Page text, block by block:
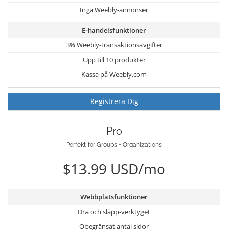
Inga Weebly-annonser
E-handelsfunktioner
3% Weebly-transaktionsavgifter
Upp till 10 produkter
Kassa på Weebly.com
Registrera Dig
Pro
Perfekt för Groups + Organizations
$13.99 USD/mo
Webbplatsfunktioner
Dra och släpp-verktyget
Obegränsat antal sidor